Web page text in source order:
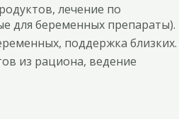
лечение по
для беременных препараты).
поддержка близких.
из рациона, ведение